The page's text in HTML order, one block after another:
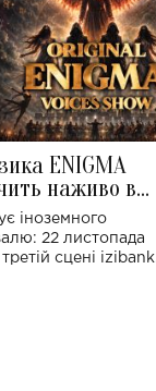
ENIGMA
наживо в
концерт
іноземного
22 листопада
сцені izibank